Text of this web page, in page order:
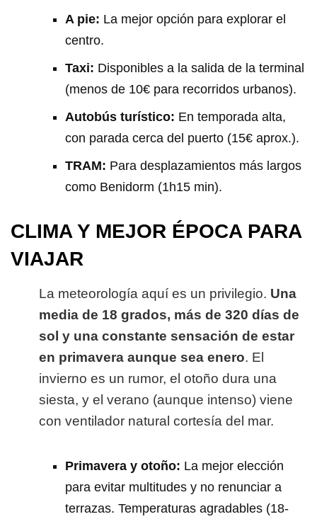
A pie: La mejor opción para explorar el
centro.
Taxi: Disponibles a la salida de la terminal
(menos de 10€ para recorridos urbanos).
Autobús turístico: En temporada alta,
con parada cerca del puerto (15€ aprox.).
TRAM: Para desplazamientos más largos
como Benidorm (1h15 min).
CLIMA Y MEJOR ÉPOCA PARA
VIAJAR
La meteorología aquí es un privilegio. Una
media de 18 grados, más de 320 días de
sol y una constante sensación de estar
en primavera aunque sea enero. El
invierno es un rumor, el otoño dura una
siesta, y el verano (aunque intenso) viene
con ventilador natural cortesía del mar.
Primavera y otoño: La mejor elección
para evitar multitudes y no renunciar a
terrazas. Temperaturas agradables (18-